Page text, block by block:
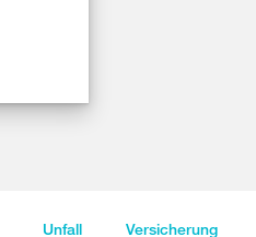
Unfall Versicherung